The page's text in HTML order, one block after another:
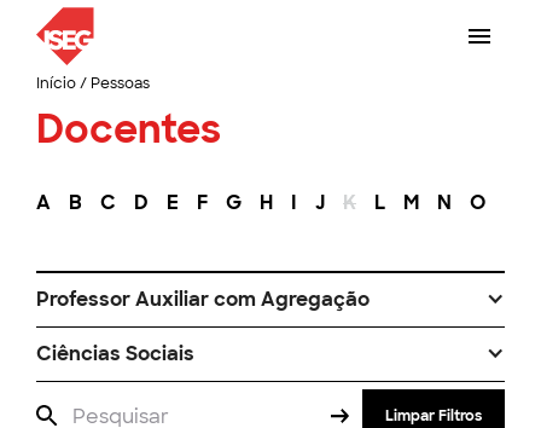
Início/ Pessoas
Docentes
A B C D E F G H I J K L M N O
Professor Auxiliar com Agregação
Ciências Sociais
Limpar Filtros